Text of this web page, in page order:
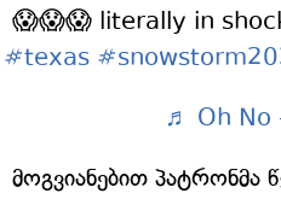
😱😱😱 literally in
#texas
♬ Oh No
მოგვიანებით